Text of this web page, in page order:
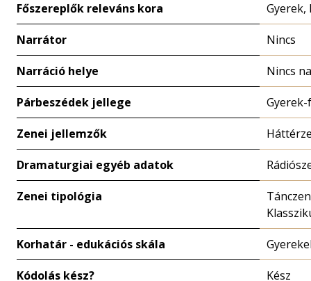
Főszereplők releváns kora Gyerek,
Narrátor Nincs
Narráció helye Nincs
Párbeszédek jellege
Zenei jellemzők
Dramaturgiai egyéb adatok
Zenei tipológia
Korhatár - edukációs skála
Kódolás kész? Kész